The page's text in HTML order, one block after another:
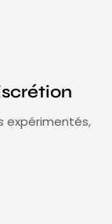
expérimentés,